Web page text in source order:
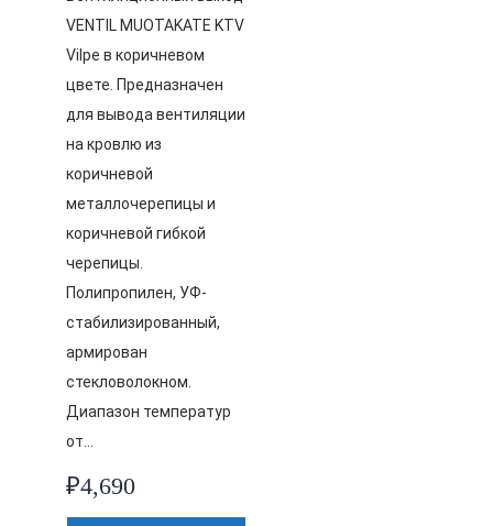
VENTIL MUOTAKATE KTV
Vilpe в коричневом
цвете. Предназначен
для вывода вентиляции
на кровлю из
коричневой
металлочерепицы и
коричневой гибкой
черепицы.
Полипропилен, УФ-
стабилизированный,
армирован
стекловолокном.
Диапазон температур
от…
₽4,690